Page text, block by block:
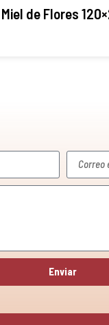
Miel de Flores
Enviar